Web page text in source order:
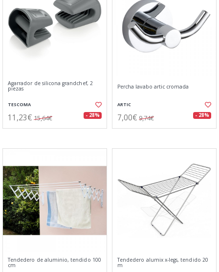
Agarrador de silicona grandchef, 2
piezas
TESCOMA
11,23€ 15,64€ - 28%
Percha lavabo artic cromada
ARTIC
7,00€ 9,74€ - 28%
Tendedero de aluminio, tendido 100
cm
Tendedero alumix x-legs, tendido 20
m